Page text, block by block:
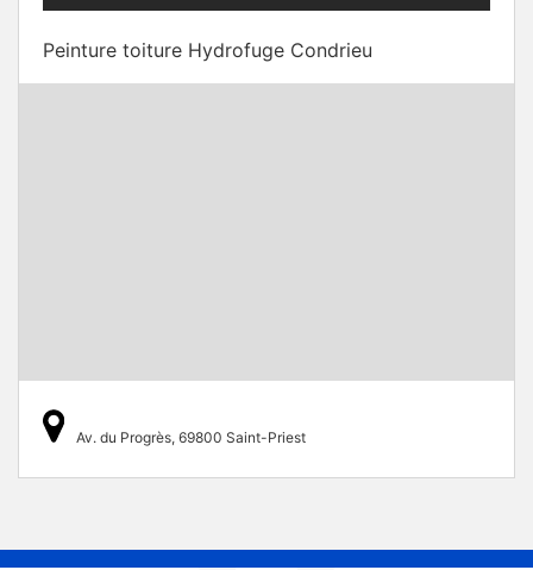
Peinture toiture Hydrofuge Condrieu
Av. du Progrès, 69800 Saint-Priest